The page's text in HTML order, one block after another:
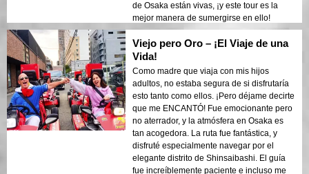
de Osaka están vivas, ¡y este tour es la
mejor manera de sumergirse en ello!
Viejo pero Oro – ¡El Viaje de una
Vida!
Como madre que viaja con mis hijos
adultos, no estaba segura de si disfrutaría
esto tanto como ellos. ¡Pero déjame decirte
que me ENCANTÓ! Fue emocionante pero
no aterrador, y la atmósfera en Osaka es
tan acogedora. La ruta fue fantástica, y
disfruté especialmente navegar por el
elegante distrito de Shinsaibashi. El guía
fue increíblemente paciente e incluso me